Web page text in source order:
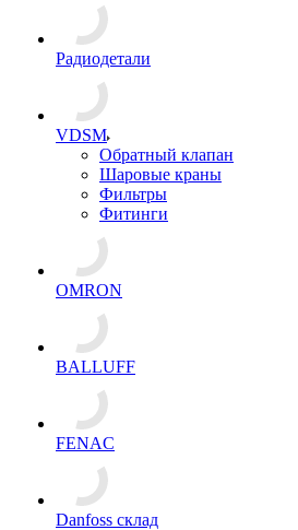
Радиодетали
VDSM
Обратный клапан
Шаровые краны
Фильтры
Фитинги
OMRON
BALLUFF
FENAC
Danfoss склад